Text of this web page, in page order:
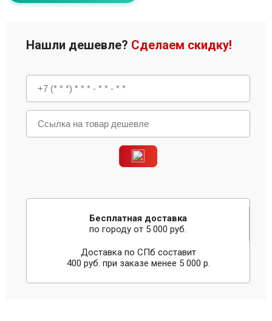
Нашли дешевле? Сделаем скидку!
Бесплатная доставка
по городу от 5 000 руб.
Доставка по СПб составит
400 руб. при заказе менее 5 000 р.